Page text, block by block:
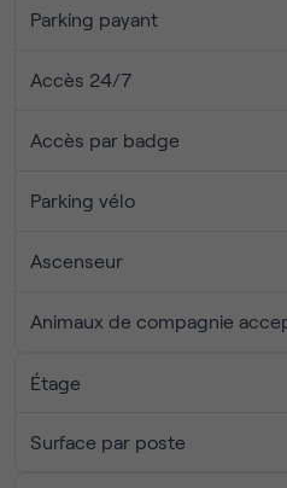
entier.
Contactez-nous si vous avez
Parking payant
Accès 24/7
Accès par badge
Parking vélo
Ascenseur
Animaux de compagnie
Étage
Surface par poste